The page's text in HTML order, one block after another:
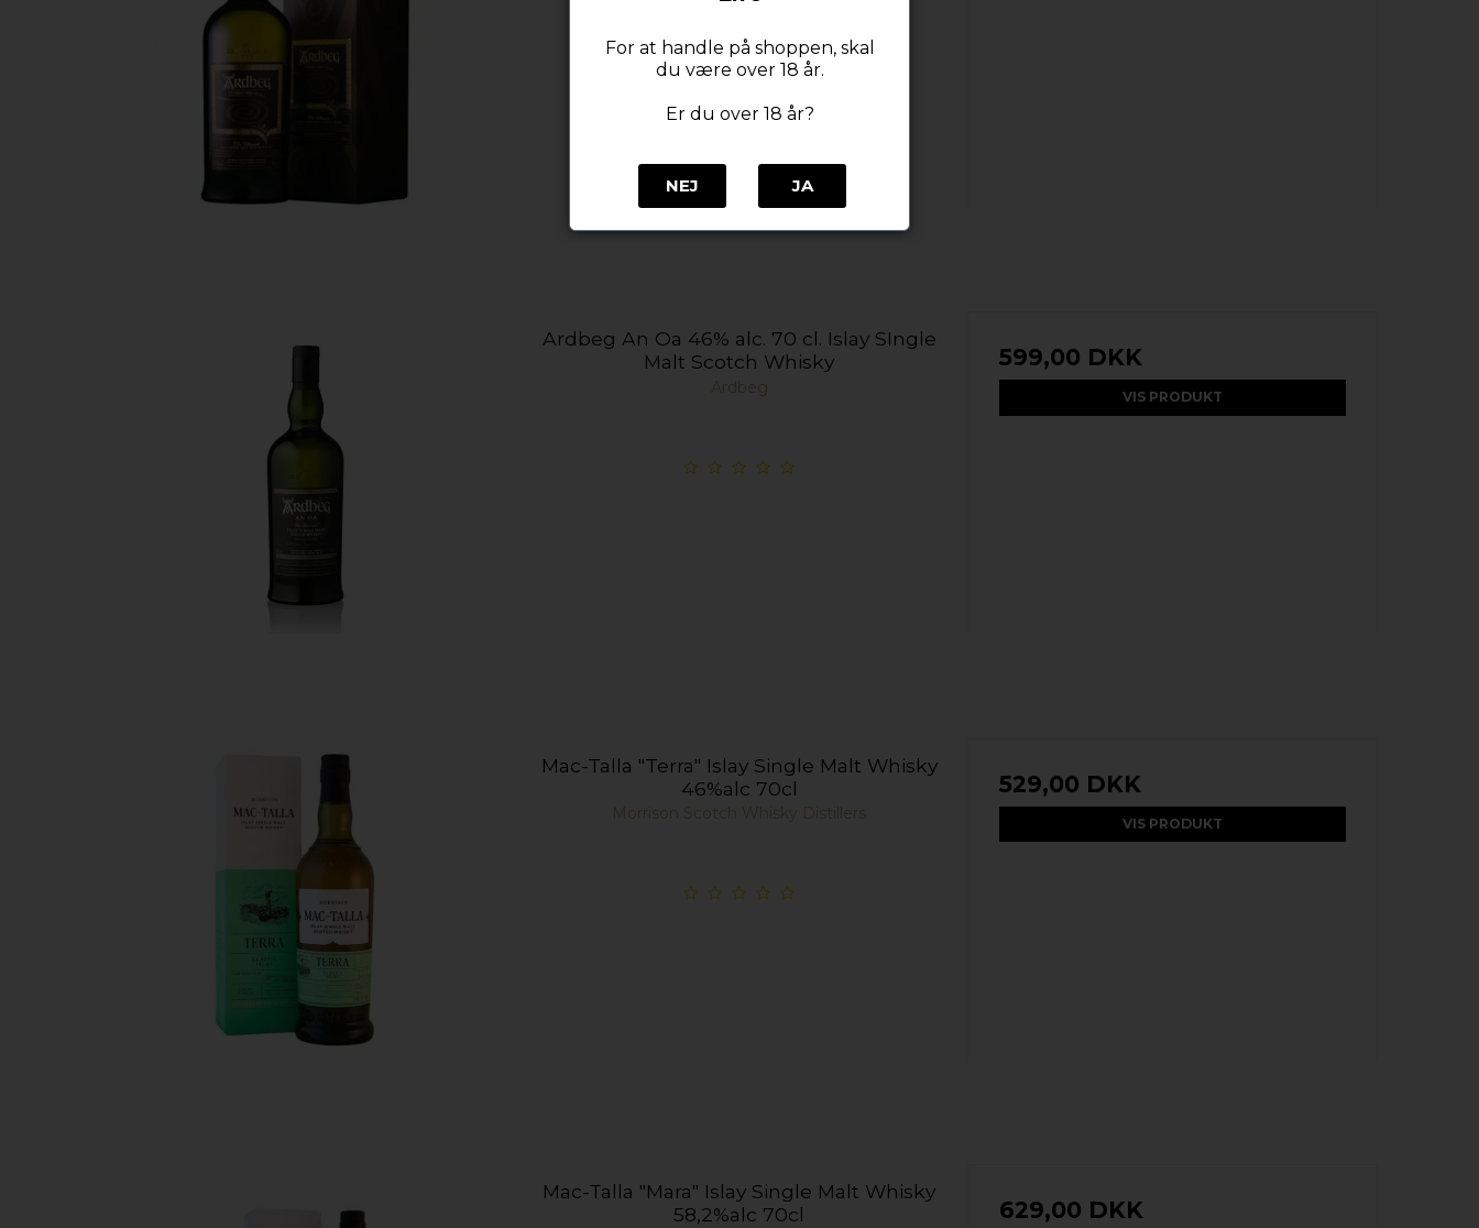
Ardbeg An Oa 46% alc. 70 cl. Islay SIngle
Malt Scotch Whisky
Ardbeg
599,00 DKK
VIS PRODUKT
Mac-Talla "Terra" Islay Single Malt Whisky
46%alc 70cl
Morrison Scotch Whisky Distillers
529,00 DKK
VIS PRODUKT
Mac-Talla "Mara" Islay Single Malt Whisky
58,2%alc 70cl
629,00 DKK
For at handle på shoppen, skal
du være over 18 år.
Er du over 18 år?
NEJ JA